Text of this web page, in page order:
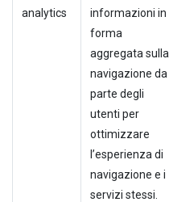
analytics
informazioni in
forma
aggregata sulla
navigazione da
parte degli
utenti per
ottimizzare
l’esperienza di
navigazione e i
servizi stessi.